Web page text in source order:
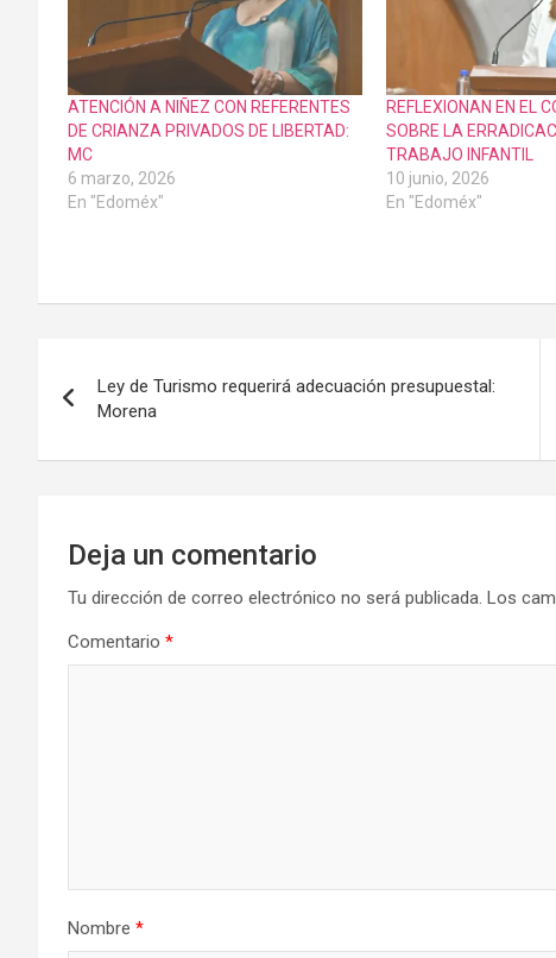
ATENCIÓN A NIÑEZ CON REFERENTES
DE CRIANZA PRIVADOS DE LIBERTAD:
MC
6 marzo, 2026
En "Edoméx"
REFLEXIONAN EN EL
SOBRE LA
TRABAJO INFANTIL
10 junio, 2026
En "Edoméx"
de
entradas
Ley de Turismo requerirá adecuación presupuestal:
Morena
Deja un comentario
Tu dirección de correo electrónico no será publicada. Los
Comentario *
Nombre *